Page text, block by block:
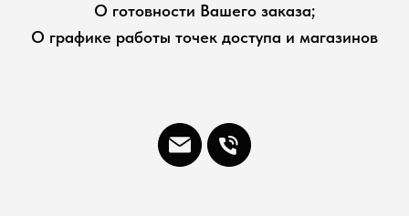
О готовности Вашего заказа;
О графике работы точек доступа и магазинов